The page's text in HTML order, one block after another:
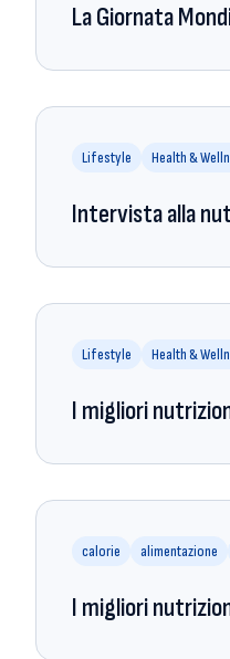
La Giornata
Lifestyle Health &
Intervista alla
Lifestyle Health &
I migliori
calorie alimentazione
I migliori